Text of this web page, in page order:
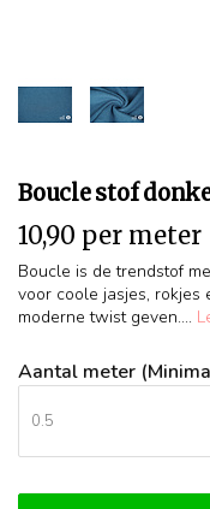
Boucle stof
10,90 per meter
Boucle is de trendstof
voor coole jasjes, rokjes
moderne twist geven....
Aantal meter